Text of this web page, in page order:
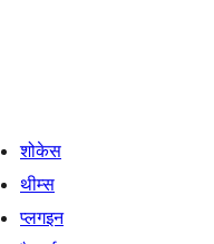
शोकेस
थीम्स
प्लगइन